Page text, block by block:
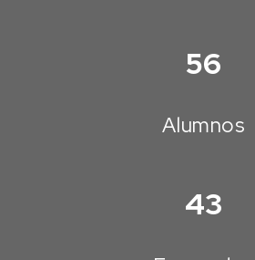
56
Alumnos
43